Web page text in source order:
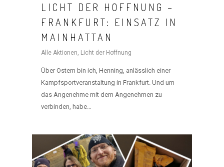
LICHT DER HOFFNUNG –
FRANKFURT: EINSATZ IN
MAINHATTAN
Alle Aktionen, Licht der Hoffnung
Über Ostern bin ich, Henning, anlässlich einer
Kampfsportveranstaltung in Frankfurt. Und um
das Angenehme mit dem Angenehmen zu
verbinden, habe…